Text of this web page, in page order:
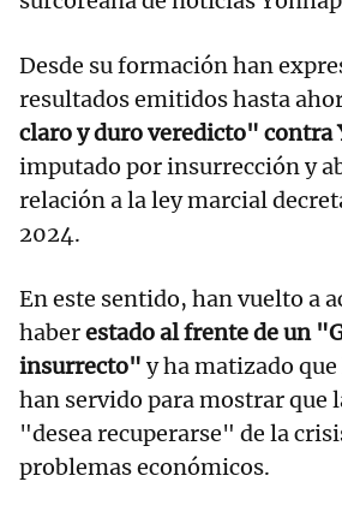
Desde su formación han
resultados emitidos hasta
claro y duro veredicto" contra
imputado por insurrección y
relación a la ley marcial
2024.
En este sentido, han vuelto a
haberestado al frente de un
insurrecto" y ha matizado
han servido para mostrar que
"desea recuperarse" de la
problemas económicos.